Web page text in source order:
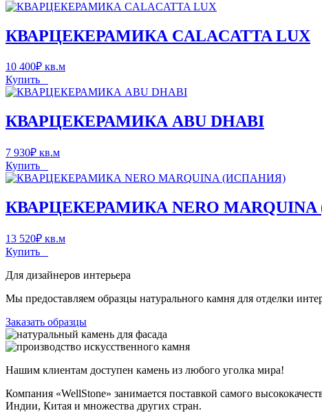
КВАРЦЕКЕРАМИКА CALACATTA LUX
10 400₽ кв.м
Купить
КВАРЦЕКЕРАМИКА ABU DHABI
7 930₽ кв.м
Купить
КВАРЦЕКЕРАМИКА NERO
13 520₽ кв.м
Купить
Для дизайнеров интерьера
Мы предоставляем образцы натурального камня для отделки
Заказать образцы
Нашим клиентам доступен камень из любого уголка мира!
Компания «WellStone» занимается поставкой самого
Индии, Китая и множества других стран.